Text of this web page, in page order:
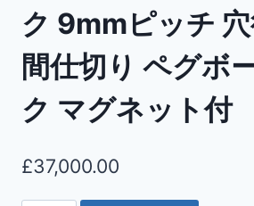
ク 9mmピッチ
間仕切り ペグボ
ク マグネット付
£37,000.00